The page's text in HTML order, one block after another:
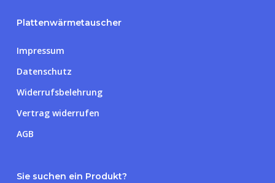
Plattenwärmetauscher
Impressum
Datenschutz
Widerrufsbelehrung
Vertrag widerrufen
AGB
Sie suchen ein Produkt?